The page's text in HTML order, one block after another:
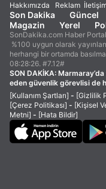
Hakkımızda Reklam
Son Dakika Güncel
Magazin
Yerel
SonDakika.com Haber
%100 uygun olarak
herhangi bir ortamda
08:28:26. #7.12#
SON DAKİKA:
eden güvenlik görevlisi de
[Kullanım Şartları] - [Gizlilik
[Çerez Politikası] - [Kişisel
Metni] - [Hata Bildir]